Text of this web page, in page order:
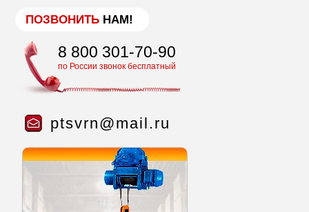
ПОЗВОНИТЬ НАМ!
8 800 301-70-90
по России звонок бесплатный
ptsvrn@mail.ru